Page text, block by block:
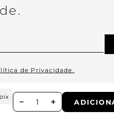
＋
－
de Privacidade.